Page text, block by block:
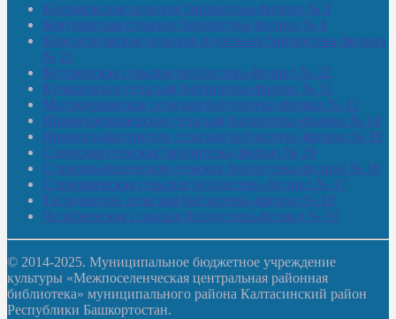
Киебаковская сельская библиотека-филиал № 9
Кокушевская сельская библиотека-филиал № 4
Краснохолмская сельская модельная библиотека-филиал
№ 21
Кутеремская сельская библиотека-филиал № 22
Кучашевская сельская библиотека-филиал № 11
Малокачаковская сельская библиотека-филиал № 12
Нижнекачмашевская сельская библиотека-филиал № 14
Новокильбахтинская сельская библиотека-филиал № 19
Сазовская сельская библиотека-филиал № 20
Староорьебашевская сельская библиотека-филиал № 16
Старояшевская сельская библиотека-филиал № 17
Тюльдинская сельская библиотека-филиал № 18
Чилибеевская сельская библиотека-филиал № 10
© 2014-2025. Муниципальное бюджетное учреждение
культуры «Межпоселенческая центральная районная
библиотека» муниципального района Калтасинский район
Республики Башкортостан.